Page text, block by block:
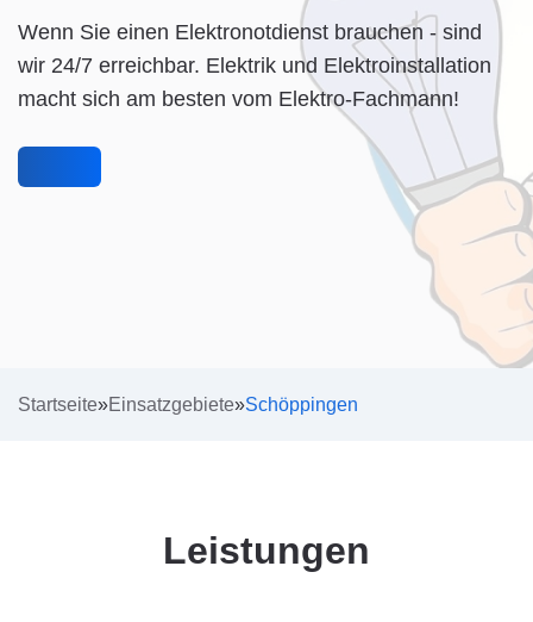
Wenn Sie einen Elektronotdienst brauchen - sind
wir 24/7 erreichbar. Elektrik und Elektroinstallation
macht sich am besten vom Elektro-Fachmann!
Startseite»Einsatzgebiete»Schöppingen
Leistungen